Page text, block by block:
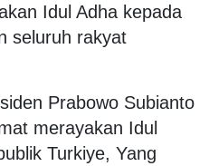
Idul Adha kepada
seluruh rakyat
Prabowo Subianto
merayakan Idul
Turkiye, Yang